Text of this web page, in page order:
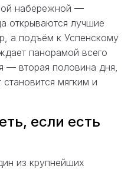
набережной —
открываются лучшие
а подъём к Успенскому
панорамой всего
— вторая половина дня,
мягким и
если есть
из крупнейших